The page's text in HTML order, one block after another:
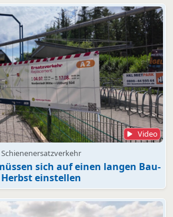
Video
Schienenersatzverkehr
sich auf einen langen Bau-
Herbst einstellen